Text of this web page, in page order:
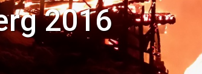
2016